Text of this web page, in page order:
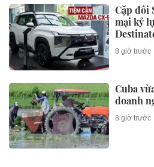
Cặp đôi
mại kỷ
Xforce
triệu
8 giờ trước
Cuba
doanh
8 giờ trước